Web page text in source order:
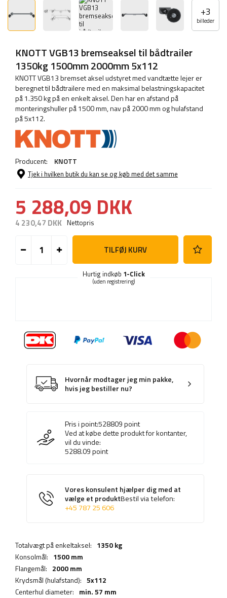
+3
billeder
KNOTT VGB13 bremseaksel til bådtrailer
1350kg 1500mm 2000mm 5x112
KNOTT VGB13 bremset aksel udstyret med vandtætte lejer er
beregnet til bådtrailere med en maksimal belastningskapacitet
på 1.350 kg på en enkelt aksel. Den har en afstand på
monteringshuller på 1500 mm, nav på 2000 mm og hulafstand
på 5x112.
Producent: KNOTT
Tjek i hvilken butik du kan se og køb med det samme
5 288,09 DKK
4 230,47 DKK Nettopris
TILFØJ KURV
Hurtig indkøb 1-Click
(uden registrering)
Hvornår modtager jeg min pakke,
hvis jeg bestiller nu?
Pris i point:528809point
Ved at købe dette produkt for kontanter,
vil du vinde:
5288.09point
Vores konsulent hjælper dig med at
vælge et produktBestil via telefon:
+45 787 25 606
Totalvægt på enkeltaksel: 1350 kg
Konsolmål: 1500 mm
Flangemål: 2000 mm
Krydsmål (hulafstand): 5x112
Centerhul diameter: min. 57 mm